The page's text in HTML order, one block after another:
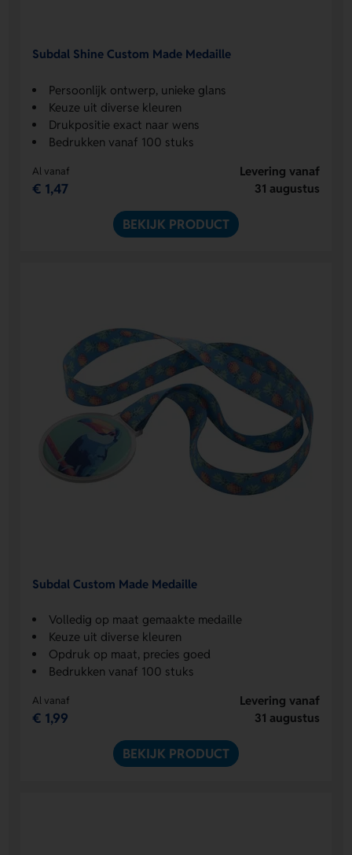
Subdal Shine Custom Made Medaille
Persoonlijk ontwerp, unieke glans
Keuze uit diverse kleuren
Drukpositie exact naar wens
Bedrukken vanaf 100 stuks
Al vanaf
€ 1,47
Levering vanaf
31 augustus
BEKIJK PRODUCT
Subdal Custom Made Medaille
Volledig op maat gemaakte medaille
Keuze uit diverse kleuren
Opdruk op maat, precies goed
Bedrukken vanaf 100 stuks
Al vanaf
€ 1,99
Levering vanaf
31 augustus
BEKIJK PRODUCT